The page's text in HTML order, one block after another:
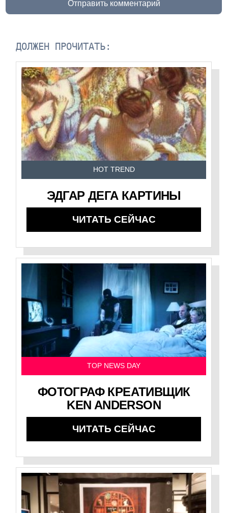
Отправить комментарий
ДОЛЖЕН ПРОЧИТАТЬ:
HOT TREND
ЭДГАР ДЕГА КАРТИНЫ
ЧИТАТЬ СЕЙЧАС
TOP NEWS DAY
ФОТОГРАФ КРЕАТИВЩИК
KEN ANDERSON
ЧИТАТЬ СЕЙЧАС